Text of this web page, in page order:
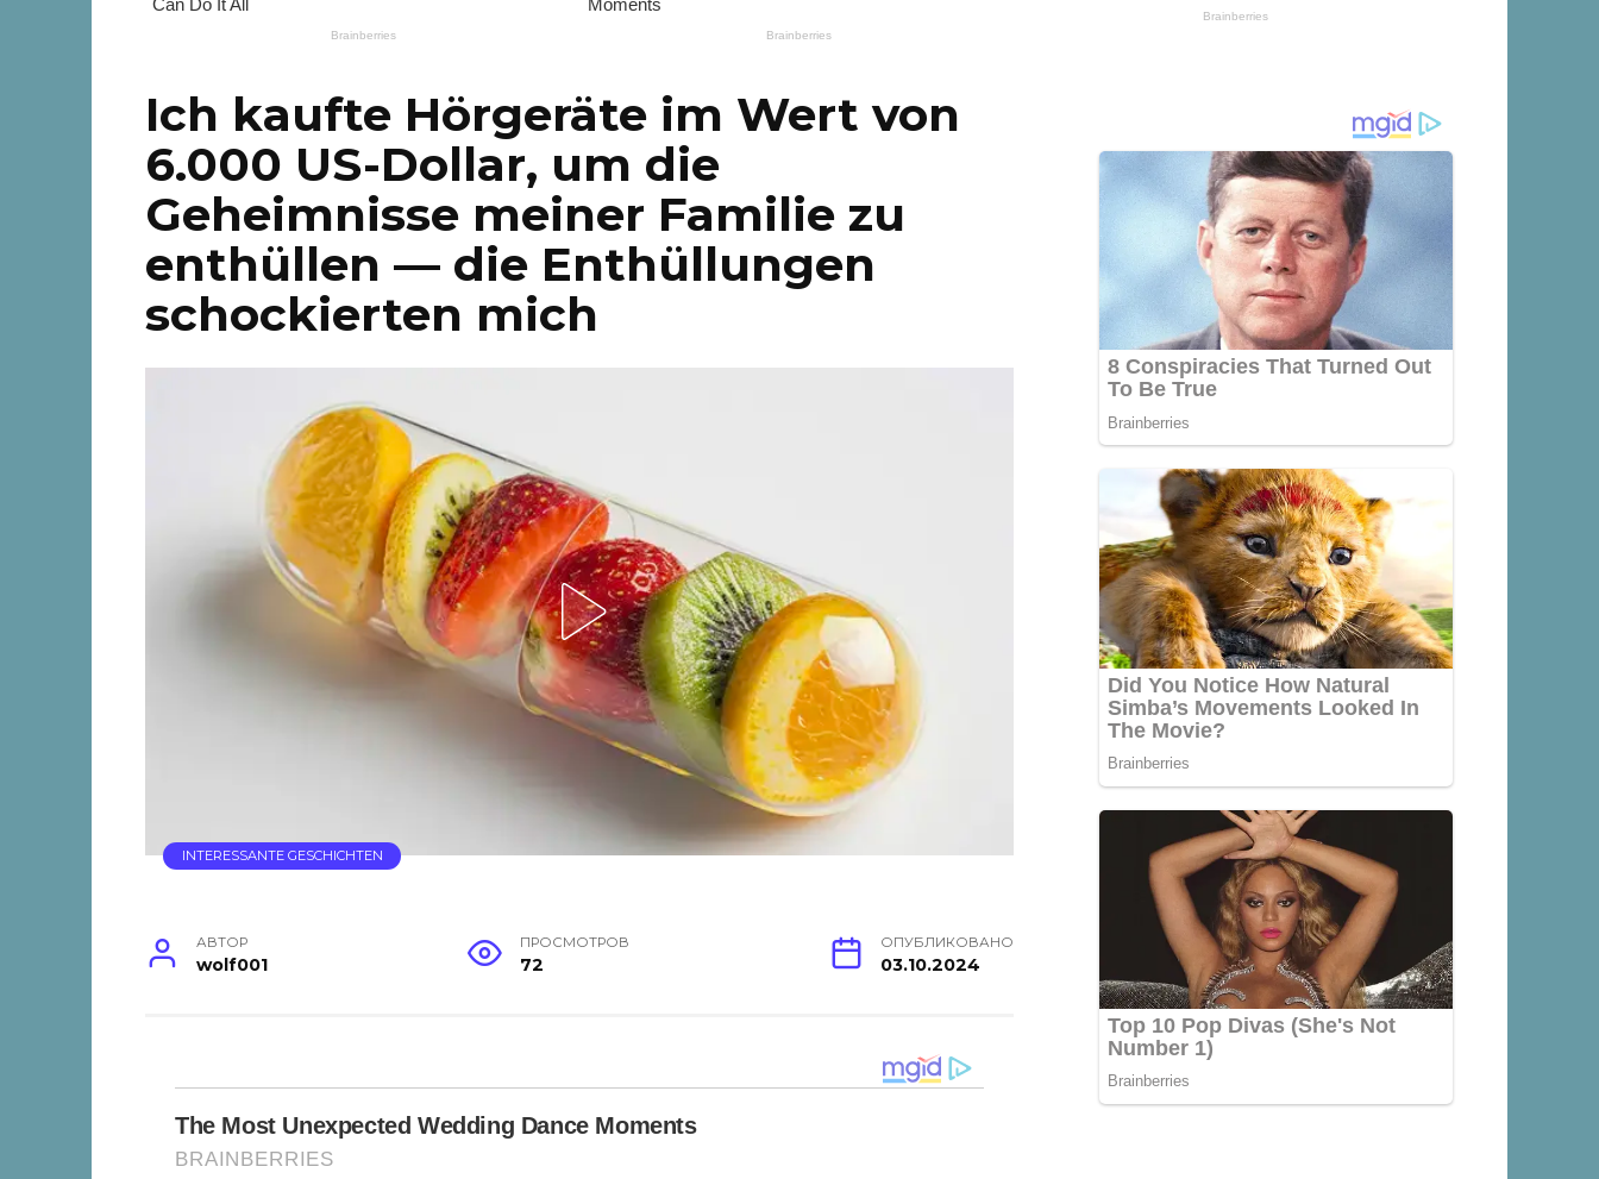
Ich kaufte Hörgeräte im Wert von
6.000 US-Dollar, um die
Geheimnisse meiner Familie zu
enthüllen — die Enthüllungen
schockierten mich
INTERESSANTE GESCHICHTEN
АВТОР
wolf001
ПРОСМОТРОВ
72
ОПУБЛИКОВАНО
03.10.2024